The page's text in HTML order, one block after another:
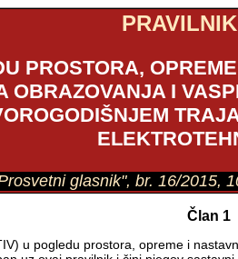
PRAVILNIK
PROSTORA,
OBRAZOVANJA I
glasnik", br. 16/2015,
Član 1
u pogledu prostora, opreme i